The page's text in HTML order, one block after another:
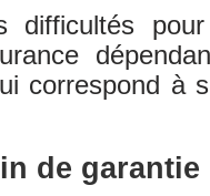
difficultés
correspond à
de garantie